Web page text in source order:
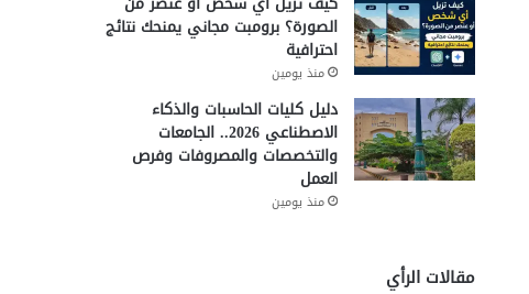
الصورة؟ برومبت مجاني يمنحك نتائج
احترافية
منذ يومين
دليل كليات الحاسبات والذكاء
الاصطناعي 2026.. الجامعات
والتخصصات والمصروفات وفرص
العمل
منذ يومين
مقالات الرأي